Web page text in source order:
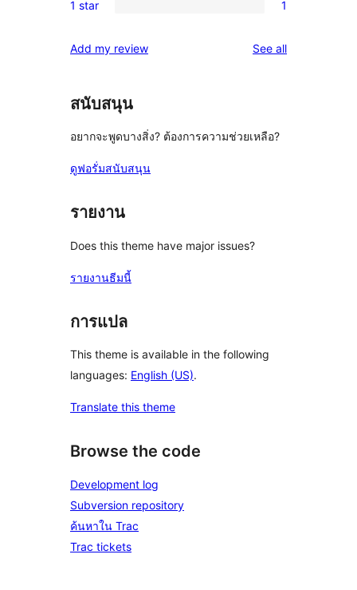
reviews
star
2-
reviews
1
star
1 star 1
Add my review See allreviews
สนับสนุน
อยากจะพูดบางสิ่ง? ต้องการความช่วยเหลือ?
ดูฟอรั่มสนับสนุน
รายงาน
Does this theme have major issues?
รายงานธีมนี้
การแปล
This theme is available in the following
languages: English (US).
Translate this theme
Browse the code
Development log
Subversion repository
ค้นหาใน Trac
Trac tickets